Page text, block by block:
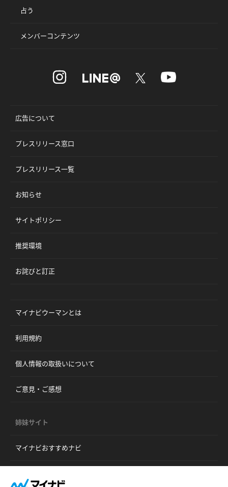
占う
メンバーコンテンツ
広告について
プレスリリース窓口
プレスリリース一覧
お知らせ
サイトポリシー
推奨環境
お詫びと訂正
マイナビウーマンとは
利用規約
個人情報の取扱いについて
ご意見・ご感想
姉妹サイト
マイナビおすすめナビ